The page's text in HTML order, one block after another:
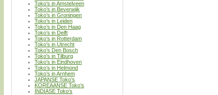
Toko’s in Amstelveen
Toko’s in Beverwijk
Toko’s in Groningen
Toko’s in Leiden
Toko’s in Den Haag
Toko’s in Delft
Toko’s in Rotterdam
Toko’s in Utrecht
Toko’s Den Bosch
Toko’s in Tilburg
Toko’s in Eindhoven
Toko’s in Helmond
Toko’s in Arnhem
JAPANSE Toko’s
KOREAANSE Toko’s
INDIASE Toko’s